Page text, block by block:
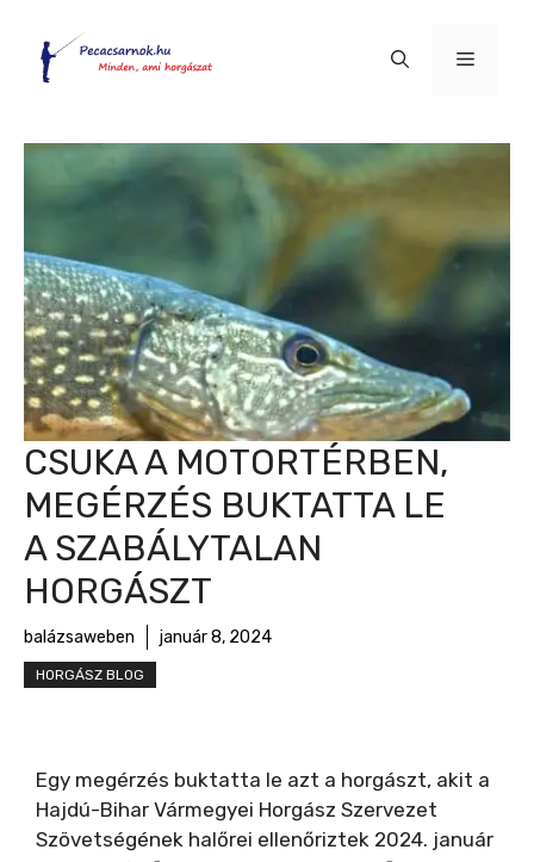
tartalomba
Menü
CSUKA A MOTORTÉRBEN,
MEGÉRZÉS BUKTATTA LE
A SZABÁLYTALAN
HORGÁSZT
balázsaweben január 8, 2024
HORGÁSZ BLOG
Egy megérzés buktatta le azt a horgászt, akit a
Hajdú-Bihar Vármegyei Horgász Szervezet
Szövetségének halőrei ellenőriztek 2024. január